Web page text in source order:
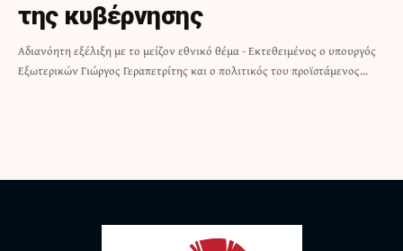
της κυβέρνησης
Αδιανόητη εξέλιξη με το μείζον εθνικό θέμα - Εκτεθειμένος ο υπουργός
Εξωτερικών Γιώργος Γεραπετρίτης και ο πολιτικός του προϊστάμενος...